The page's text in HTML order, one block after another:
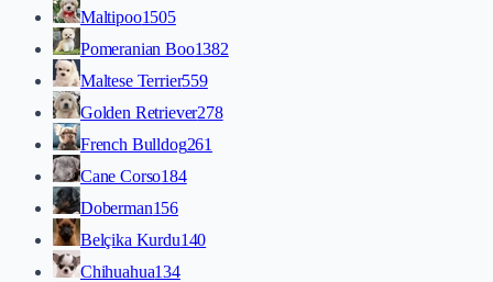
Maltipoo1505
Pomeranian Boo1382
Maltese Terrier559
Golden Retriever278
French Bulldog261
Cane Corso184
Doberman156
Belçika Kurdu140
Chihuahua134